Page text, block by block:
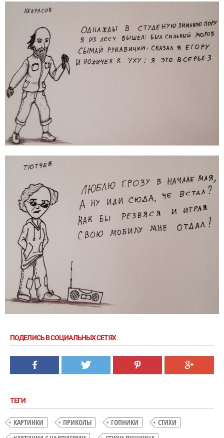
ПОДЕЛИСЬ В СОЦИАЛЬНЫХ СЕТЯХ
ТЕГИ
КАРТИНКИ ПРИКОЛЫ ГОПНИКИ
СТИХИ